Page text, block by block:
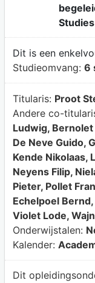
Studies
Dit is een
Studieomvang: 6
Titularis: Proot
Andere co-
Ludwig, Bernolet
De Neve Guido,
Kende Nikolaas,
Neyens Filip,
Pieter, Pollet
Echelpoel
Violet Lode,
Onderwijstalen:
Kalender:
Dit